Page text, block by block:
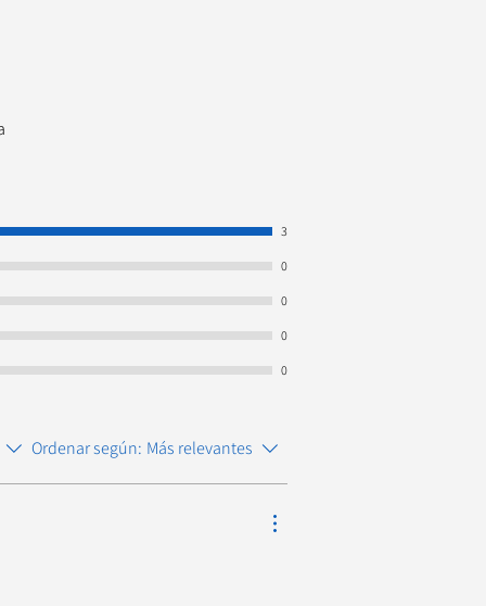
3
0
0
0
0
Ordenar según: Más relevantes